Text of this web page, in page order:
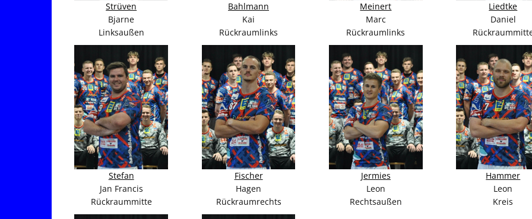
Strüven
Bjarne
Linksaußen
Bahlmann
Kai
Rückraumlinks
Meinert
Marc
Rückraumlinks
Liedtke
Daniel
Stefan
Jan Francis
Rückraummitte
Fischer
Hagen
Rückraumrechts
Jermies
Leon
Rechtsaußen
Hammer
Leon
Kreis